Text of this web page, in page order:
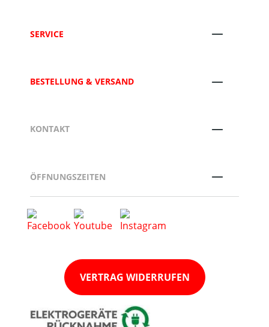
SERVICE
BESTELLUNG & VERSAND
KONTAKT
ÖFFNUNGSZEITEN
VERTRAG WIDERRUFEN